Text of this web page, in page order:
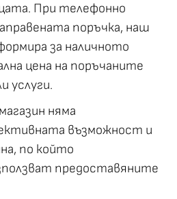
При телефонно
поръчка, наш
за наличното
цена на поръчаните
услуги.
няма
възможност и
по който
предоставяните